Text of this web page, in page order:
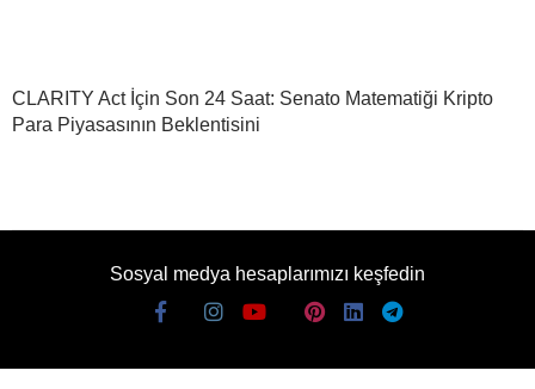
CLARITY Act İçin Son 24 Saat: Senato Matematiği Kripto
Para Piyasasının Beklentisini
Sosyal medya hesaplarımızı keşfedin